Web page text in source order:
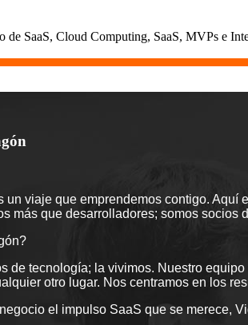
de SaaS, Cloud Computing, SaaS, MVPs e
un viaje que emprendemos contigo.
más que desarrolladores; somos socios
de tecnología; la vivimos. Nuestro
otro lugar. Nos centramos en los
el impulso SaaS que se merece,